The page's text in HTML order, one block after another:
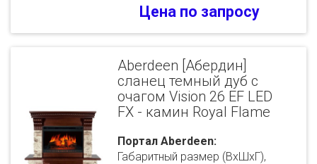
Цена по запросу
Aberdeen [Абердин]
сланец темный дуб с
очагом Vision 26 EF LED
FX - камин Royal Flame
Портал Aberdeen:
Габаритный размер (ВхШхГ),